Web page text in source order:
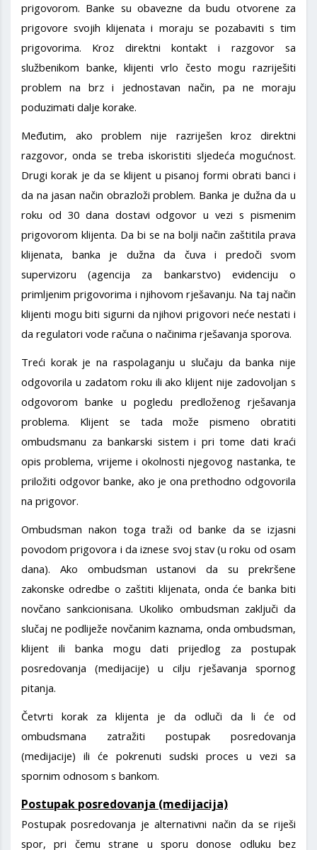
prigovorom. Banke su obavezne da budu otvorene za
prigovore svojih klijenata i moraju se pozabaviti s tim
prigovorima. Kroz direktni kontakt i razgovor sa
službenikom banke, klijenti vrlo često mogu razriješiti
problem na brz i jednostavan način, pa ne moraju
poduzimati dalje korake.
Međutim, ako problem nije razriješen kroz direktni
razgovor, onda se treba iskoristiti sljedeća mogućnost.
Drugi korak je da se klijent u pisanoj formi obrati banci i
da na jasan način obrazloži problem. Banka je dužna da u
roku od 30 dana dostavi odgovor u vezi s pismenim
prigovorom klijenta. Da bi se na bolji način zaštitila prava
klijenata, banka je dužna da čuva i predoči svom
supervizoru (agencija za bankarstvo) evidenciju o
primljenim prigovorima i njihovom rješavanju. Na taj način
klijenti mogu biti sigurni da njihovi prigovori neće nestati i
da regulatori vode računa o načinima rješavanja sporova.
Treći korak je na raspolaganju u slučaju da banka nije
odgovorila u zadatom roku ili ako klijent nije zadovoljan s
odgovorom banke u pogledu predloženog rješavanja
problema. Klijent se tada može pismeno obratiti
ombudsmanu za bankarski sistem i pri tome dati kraći
opis problema, vrijeme i okolnosti njegovog nastanka, te
priložiti odgovor banke, ako je ona prethodno odgovorila
na prigovor.
Ombudsman nakon toga traži od banke da se izjasni
povodom prigovora i da iznese svoj stav (u roku od osam
dana). Ako ombudsman ustanovi da su prekršene
zakonske odredbe o zaštiti klijenata, onda će banka biti
novčano sankcionisana. Ukoliko ombudsman zaključi da
slučaj ne podliježe novčanim kaznama, onda ombudsman,
klijent ili banka mogu dati prijedlog za postupak
posredovanja (medijacije) u cilju rješavanja spornog
pitanja.
Četvrti korak za klijenta je da odluči da li će od
ombudsmana zatražiti postupak posredovanja
(medijacije) ili će pokrenuti sudski proces u vezi sa
spornim odnosom s bankom.
Postupak posredovanja (medijacija)
Postupak posredovanja je alternativni način da se riješi
spor, pri čemu strane u sporu donose odluku bez